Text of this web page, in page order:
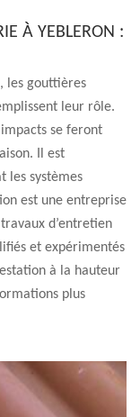
À YEBLERON :
les gouttières
leur rôle.
se feront
Il est
les systèmes
est une entreprise
d’entretien
et expérimentés
à la hauteur
plus